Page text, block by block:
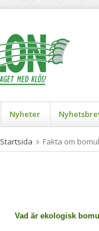
Nyheter
Startsida Fakta om
Vad är ekologisk